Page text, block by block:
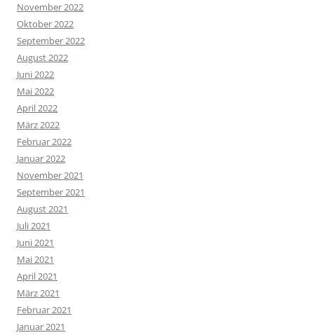
November 2022
Oktober 2022
September 2022
August 2022
Juni 2022
Mai 2022
April 2022
März 2022
Februar 2022
Januar 2022
November 2021
September 2021
August 2021
Juli 2021
Juni 2021
Mai 2021
April 2021
März 2021
Februar 2021
Januar 2021